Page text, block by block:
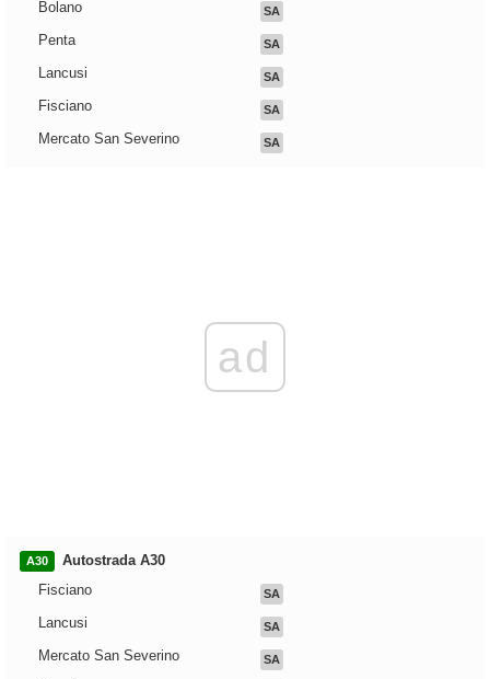
Bolano SA
Penta SA
Lancusi SA
Fisciano SA
Mercato San Severino SA
ad
A30
Autostrada A30
Fisciano
SA
Lancusi SA
Mercato San Severino SA